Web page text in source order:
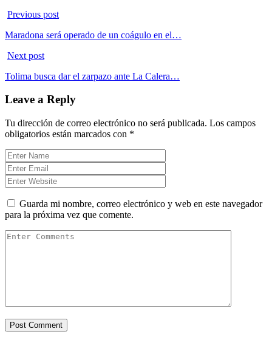
Previous post
Maradona será operado de un coágulo en el…
Next post
Tolima busca dar el zarpazo ante La Calera…
Leave a Reply
Tu dirección de correo electrónico no será publicada. Los campos
obligatorios están marcados con *
Guarda mi nombre, correo electrónico y web en este navegador
para la próxima vez que comente.